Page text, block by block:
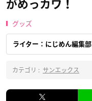
がめっカワ！
グッズ
ライター：にじめん編集部
カテゴリ : サンエックス